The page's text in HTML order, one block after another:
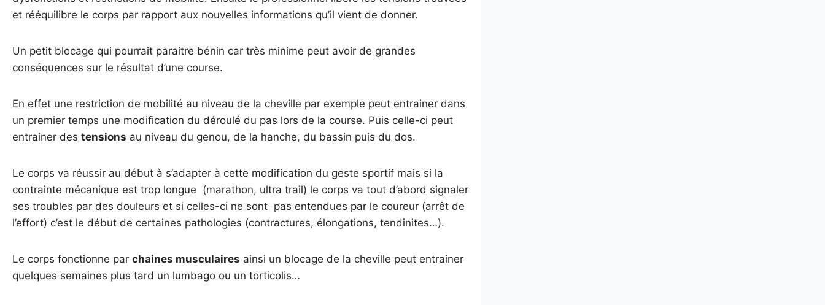
et rééquilibre le corps par rapport aux nouvelles informations qu’il vient de donner.
Un petit blocage qui pourrait paraitre bénin car très minime peut avoir de grandes
conséquences sur le résultat d’une course.
En effet une restriction de mobilité au niveau de la cheville par exemple peut entrainer dans
un premier temps une modification du déroulé du pas lors de la course. Puis celle-ci peut
entrainer des tensions au niveau du genou, de la hanche, du bassin puis du dos.
Le corps va réussir au début à s’adapter à cette modification du geste sportif mais si la
contrainte mécanique est trop longue (marathon, ultra trail) le corps va tout d’abord signaler
ses troubles par des douleurs et si celles-ci ne sont pas entendues par le coureur (arrêt de
l’effort) c’est le début de certaines pathologies (contractures, élongations, tendinites…).
Le corps fonctionne par chaines musculaires ainsi un blocage de la cheville peut entrainer
quelques semaines plus tard un lumbago ou un torticolis…